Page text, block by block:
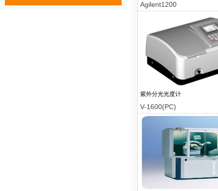
Agilent1200
紫外分光光度计
V-1600(PC)